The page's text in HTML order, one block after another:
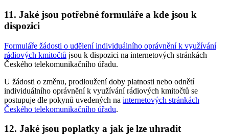
11. Jaké jsou potřebné formuláře a kde jsou k
dispozici
Formuláře žádosti o udělení individuálního oprávnění k využívání
rádiových kmitočtů jsou k dispozici na internetových stránkách
Českého telekomunikačního úřadu.
U žádosti o změnu, prodloužení doby platnosti nebo odnětí
individuálního oprávnění k využívání rádiových kmitočtů se
postupuje dle pokynů uvedených na internetových stránkách
Českého telekomunikačního úřadu.
12. Jaké jsou poplatky a jak je lze uhradit